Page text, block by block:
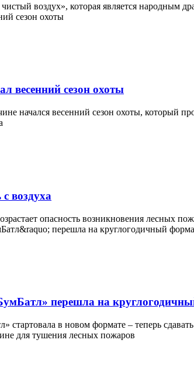
воздух», которая является народным
весенний сезон охоты
начался весенний сезон охоты, который
воздуха
опасность возникновения лесных
перешла на
стартовала в новом формате – теперь